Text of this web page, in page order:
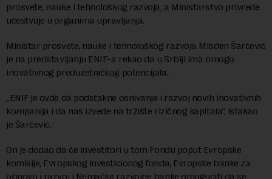
prosvete, nauke i tehnološkog razvoja, a Ministarstvo privrede
učestvuje u organima upravljanja.
Ministar prosvete, nauke i tehnološkog razvoja Mladen Šarčević
je na predstavljanju ENIF-a rekao da u Srbiji ima mnogo
inovativnog preduzetničkog potencijala.
„ENIF je ovde da podstakne osnivanje i razvoj novih inovativnih
kompanija i da nas izvede na tržište rizičnog kapitala“, istakao
je Šarčević.
On je dodao da će investitori u tom Fondu poput Evropske
komisije, Evropskog investicionog fonda, Evropske banke za
obnovu i razvoj i Nemačke razvojne banke omogućiti da se